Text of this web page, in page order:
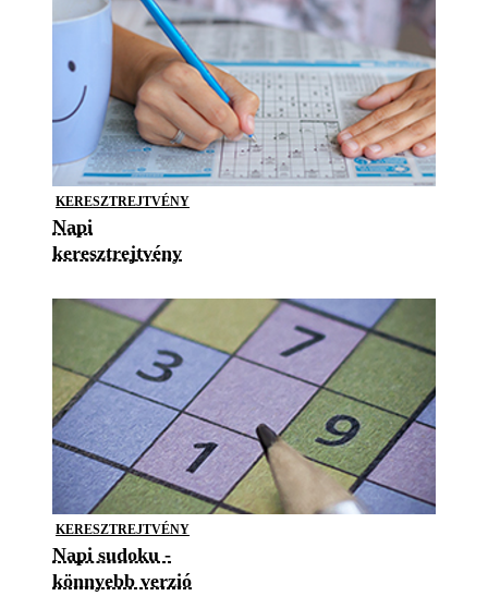
KERESZTREJTVÉNY
Napi
keresztrejtvény
KERESZTREJTVÉNY
Napi sudoku -
könnyebb verzió